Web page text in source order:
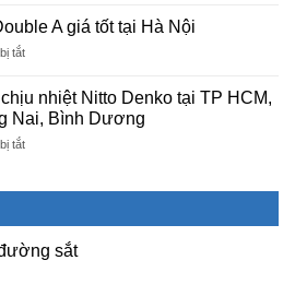
nhà
khu
nghiệp
Bắc
Bài
Nội
máy
photocopy
tại
Nội
giá
uy
nghề
A giá tốt tại Hà Nội
tắtở
giấy
Double
A
nhiệt Nitto Denko tại TP HCM,
Nai, Bình Dương
tắtở
Nitto sắt